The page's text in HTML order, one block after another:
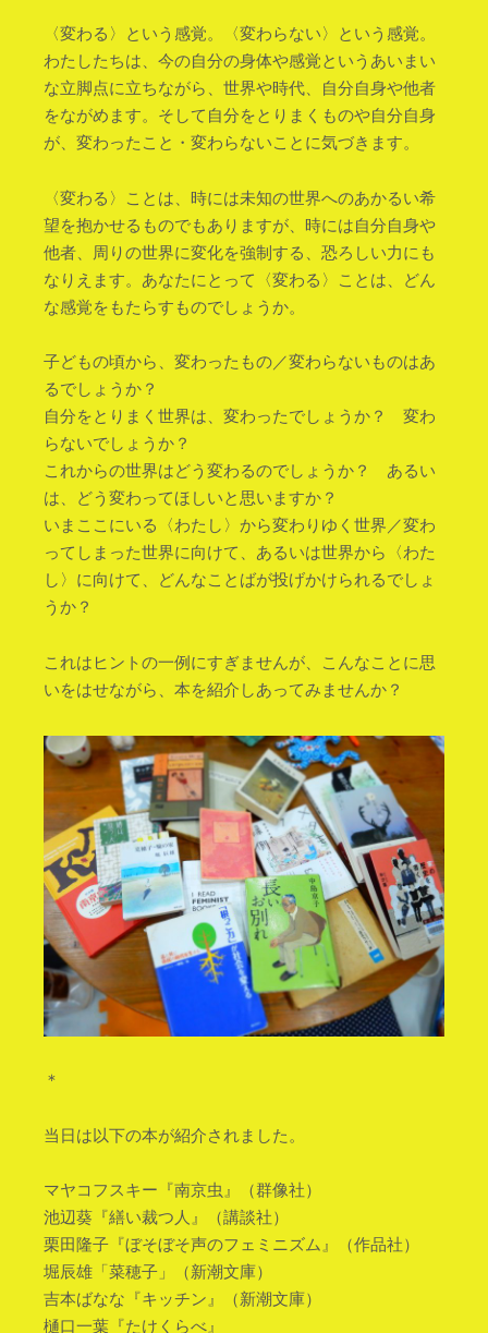
〈変わる〉という感覚。〈変わらない〉という感覚。
わたしたちは、今の自分の身体や感覚というあいまい
な立脚点に立ちながら、世界や時代、自分自身や他者
をながめます。そして自分をとりまくものや自分自身
が、変わったこと・変わらないことに気づきます。
〈変わる〉ことは、時には未知の世界へのあかるい希
望を抱かせるものでもありますが、時には自分自身や
他者、周りの世界に変化を強制する、恐ろしい力にも
なりえます。あなたにとって〈変わる〉ことは、どん
な感覚をもたらすものでしょうか。
子どもの頃から、変わったもの／変わらないものはあ
るでしょうか？
自分をとりまく世界は、変わったでしょうか？ 変わ
らないでしょうか？
これからの世界はどう変わるのでしょうか？ あるい
は、どう変わってほしいと思いますか？
いまここにいる〈わたし〉から変わりゆく世界／変わ
ってしまった世界に向けて、あるいは世界から〈わた
し〉に向けて、どんなことばが投げかけられるでしょ
うか？
これはヒントの一例にすぎませんが、こんなことに思
いをはせながら、本を紹介しあってみませんか？
＊
当日は以下の本が紹介されました。
マヤコフスキー『南京虫』（群像社）
池辺葵『繕い裁つ人』（講談社）
栗田隆子『ぼそぼそ声のフェミニズム』（作品社）
堀辰雄「菜穂子」（新潮文庫）
吉本ばなな『キッチン』（新潮文庫）
樋口一葉『たけくらべ』